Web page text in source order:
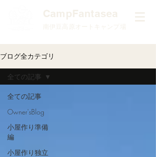
​CampFantasea
南伊豆高原オートキャンプ場
ブログ全カテゴリ
全ての記事
Owner'sBlog
小屋作り準備
編
小屋作り独立
全ての記事